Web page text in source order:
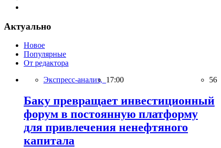
Актуально
Новое
Популярные
От редактора
Экспресс-анализ, 17:00 56
Баку превращает инвестиционный
форум в постоянную платформу
для привлечения ненефтяного
капитала